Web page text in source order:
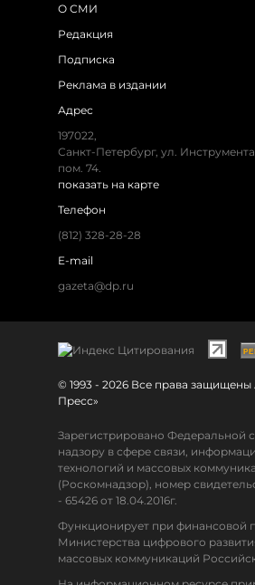
О СМИ
Редакция
Подписка
Реклама в издании
Адрес
197022,
Санкт-Петербург, ул.
пом. 74.
показать на карте
Телефон
(812) 328-28-28
E-mail
gazeta@dp.ru
© 1993 - 2026 Все права
Пресс»
Зарегистрировано Федеральной
надзору в сфере связи,
технологий и массовых
(Роскомнадзор), номер
- 65426 от 18.04.2016г.
Функционирует при финансовой
Министерства цифрового
массовых коммуникаций